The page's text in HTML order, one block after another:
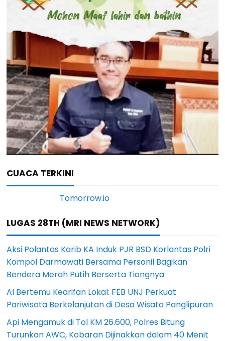
CUACA TERKINI
LUGAS 28TH (MRI NEWS NETWORK)
Aksi Polantas Karib KA Induk PJR BSD Korlantas Polri
Kompol Darmawati Bersama Personil Bagikan
Bendera Merah Putih Berserta Tiangnya
AI Bertemu Kearifan Lokal: FEB UNJ Perkuat
Pariwisata Berkelanjutan di Desa Wisata Panglipuran
Api Mengamuk di Tol KM 26.600, Polres Bitung
Turunkan AWC, Kobaran Dijinakkan dalam 40 Menit